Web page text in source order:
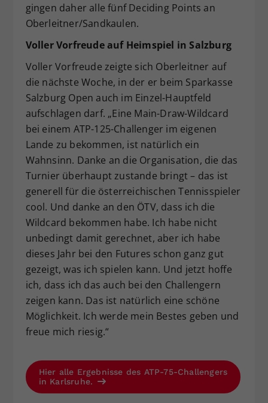
gingen daher alle fünf Deciding Points an
Oberleitner/Sandkaulen.
Voller Vorfreude auf Heimspiel in Salzburg
Voller Vorfreude zeigte sich Oberleitner auf
die nächste Woche, in der er beim Sparkasse
Salzburg Open auch im Einzel-Hauptfeld
aufschlagen darf. „Eine Main-Draw-Wildcard
bei einem ATP-125-Challenger im eigenen
Lande zu bekommen, ist natürlich ein
Wahnsinn. Danke an die Organisation, die das
Turnier überhaupt zustande bringt – das ist
generell für die österreichischen Tennisspieler
cool. Und danke an den ÖTV, dass ich die
Wildcard bekommen habe. Ich habe nicht
unbedingt damit gerechnet, aber ich habe
dieses Jahr bei den Futures schon ganz gut
gezeigt, was ich spielen kann. Und jetzt hoffe
ich, dass ich das auch bei den Challengern
zeigen kann. Das ist natürlich eine schöne
Möglichkeit. Ich werde mein Bestes geben und
freue mich riesig.“
Hier alle Ergebnisse des ATP-75-Challengers
in Karlsruhe.